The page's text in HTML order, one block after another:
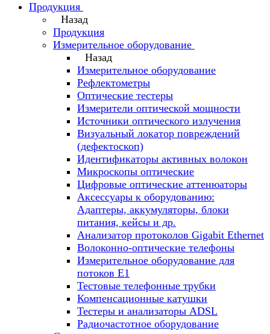
Продукция
Назад
Продукция
Измерительное оборудование
Назад
Измерительное оборудование
Рефлектометры
Оптические тестеры
Измерители оптической мощности
Источники оптического излучения
Визуальный локатор повреждений
(дефектоскоп)
Идентификаторы активных волокон
Микроскопы оптические
Цифровые оптические аттенюаторы
Аксессуары к оборудованию:
Адаптеры, аккумуляторы, блоки
питания, кейсы и др.
Анализатор протоколов Gigabit Ethernet
Волоконно-оптические телефоны
Измерительное оборудование для
потоков Е1
Тестовые телефонные трубки
Компенсационные катушки
Тестеры и анализаторы ADSL
Радиочастотное оборудование